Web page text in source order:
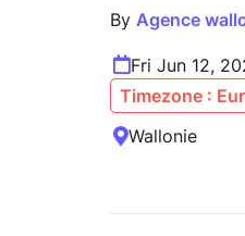
By Agence
Fri Jun 12,
Timezone :
Wallonie